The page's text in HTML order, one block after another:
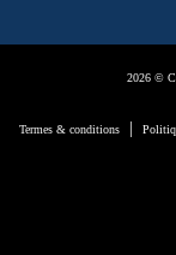
2026 ©
Termes & conditions